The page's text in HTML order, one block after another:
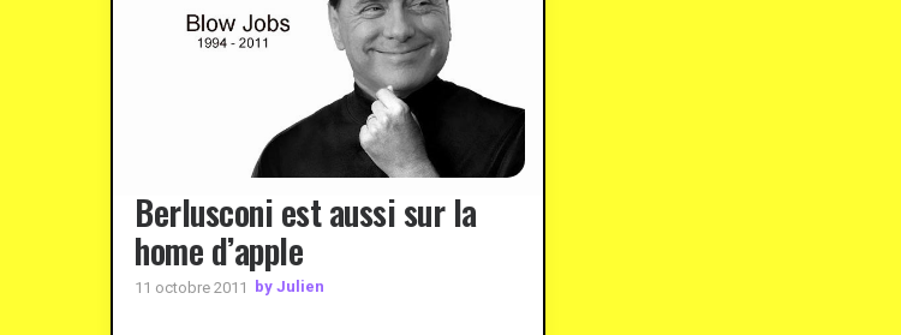
Berlusconi est aussi sur la
home d’apple
11 octobre 2011 by Julien